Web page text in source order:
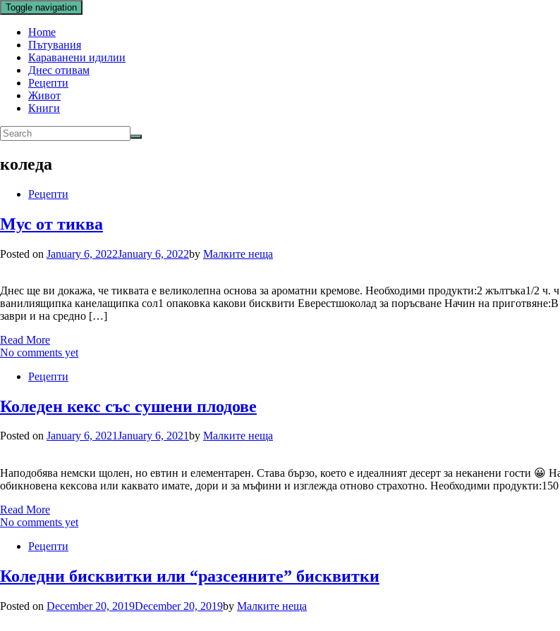
Toggle navigation
Home
Пътувания
Караванени идилии
Днес отивам
Рецепти
Живот
Книги
коледа
Рецепти
Мус от тиква
Posted on January 6, 2022January 6, 2022by Малките неща
Днес ще ви докажа, че тиквата е великолепна основа за ароматни кремове. Необходими продукти:2 жълтъка1/2 ч.
ванилиящипка канелащипка сол1 опаковка какови бисквити Еверестшоколад за поръсване Начин на
заври и на средно […]
Read More
No comments yet
Рецепти
Коледен кекс със сушени плодове
Posted on January 6, 2021January 6, 2021by Малките неща
Наподобява немски щолен, но евтин и елементарен. Става бързо, което е идеалният десерт за неканени гости 😀
обикновена кексова или каквато имате, дори и за мъфини и изглежда отново страхотно. Необходими
Read More
No comments yet
Рецепти
Коледни бисквитки или “разсеяните” бисквитки
Posted on December 20, 2019December 20, 2019by Малките неща